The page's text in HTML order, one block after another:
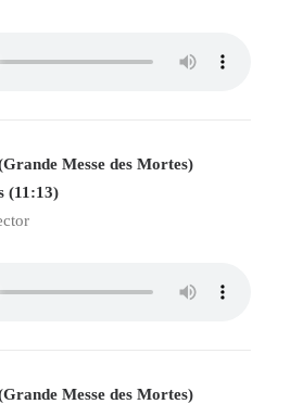
Messe des Mortes)
(11:13)
Messe des Mortes)